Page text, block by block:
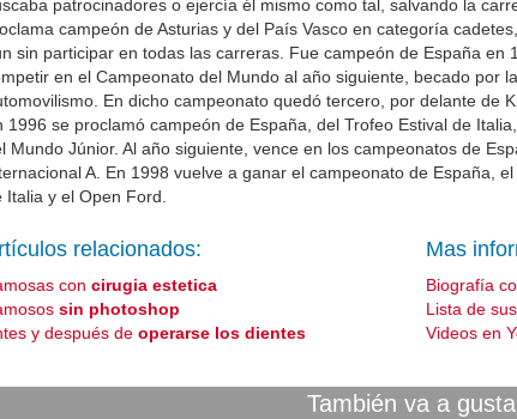
patrocinadores o ejercía él mismo como tal, salvando la
campeón de Asturias y del País Vasco en categoría
sin participar en todas las carreras. Fue campeón de España en
en el Campeonato del Mundo al año siguiente, becado por
En dicho campeonato quedó tercero, por delante de
1996 se proclamó campeón de España, del Trofeo Estival de
Mundo Júnior. Al año siguiente, vence en los campeonatos de
A. En 1998 vuelve a ganar el campeonato de España,
Italia y el Open Ford.
relacionados:
concirugia estetica
sin photoshop
y después deoperarse los dientes
Mas
Biografía
Lista de
Videos en
También va a